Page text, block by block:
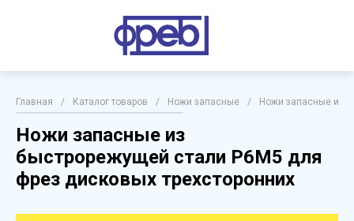
Главная / Каталог товаров / Ножи запасные / Ножи запасные из
Ножи запасные из
быстрорежущей стали Р6М5 для
фрез дисковых трехсторонних